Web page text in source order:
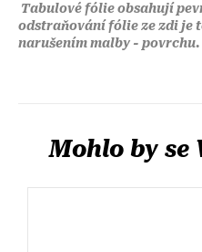
Tabulové fólie obsahují
odstraňování fólie ze zdi je
narušením malby - povrchu.